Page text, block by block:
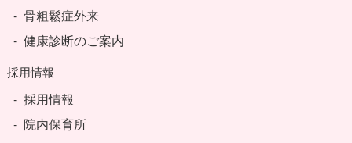
骨粗鬆症外来
健康診断のご案内
採用情報
採用情報
院内保育所